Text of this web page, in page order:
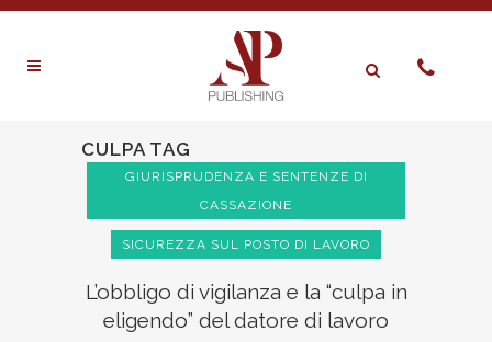
CULPA TAG
GIURISPRUDENZA E SENTENZE DI
CASSAZIONE
SICUREZZA SUL POSTO DI LAVORO
L’obbligo di vigilanza e la “culpa in
eligendo” del datore di lavoro